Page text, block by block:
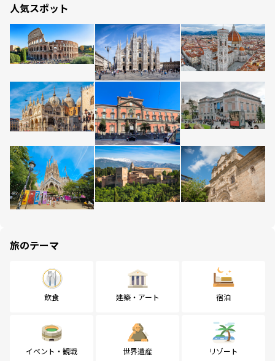
人気スポット
旅のテーマ
飲食 建築・アート 宿泊
イベント・観戦 世界遺産 リゾート